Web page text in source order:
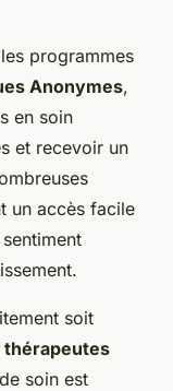
programmes
Anonymes,
en soin
et recevoir un
un accès facile
soit
thérapeutes
soin est